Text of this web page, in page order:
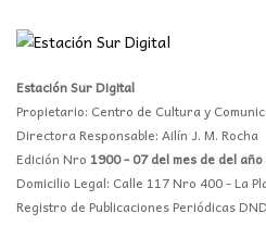
Estación Sur Digital
Propietario: Centro de Cultura y
Directora Responsable: Ailín J. M. Rocha
Edición Nro 1900 - 07 del mes de del
Domicilio Legal: Calle 117 Nro 400 - La
Registro de Publicaciones Periódicas